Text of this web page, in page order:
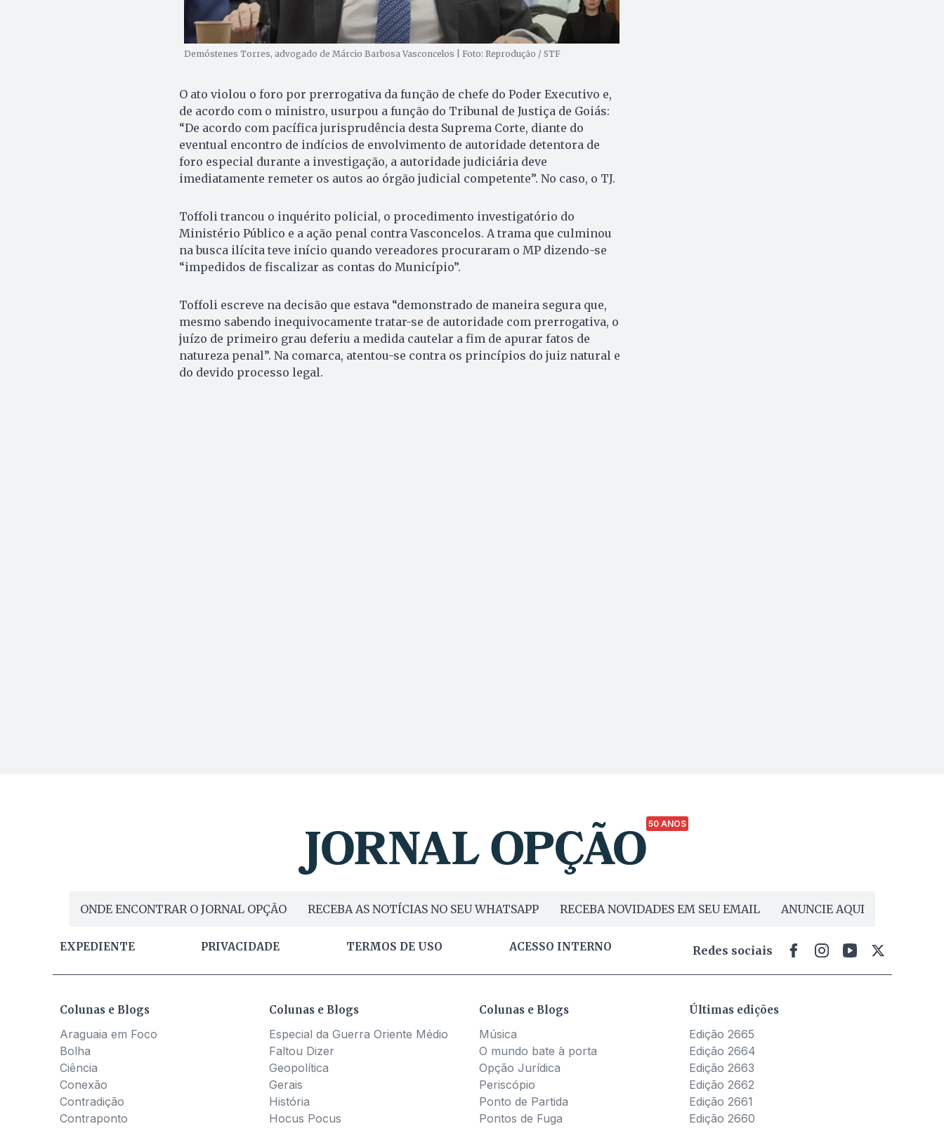
Demóstenes Torres, advogado de Márcio Barbosa Vasconcelos | Foto: Reprodução / STF
O ato violou o foro por prerrogativa da função de chefe do Poder Executivo e,
de acordo com o ministro, usurpou a função do Tribunal de Justiça de Goiás:
“De acordo com pacífica jurisprudência desta Suprema Corte, diante do
eventual encontro de indícios de envolvimento de autoridade detentora de
foro especial durante a investigação, a autoridade judiciária deve
imediatamente remeter os autos ao órgão judicial competente”. No caso, o TJ.
Toffoli trancou o inquérito policial, o procedimento investigatório do
Ministério Público e a ação penal contra Vasconcelos. A trama que culminou
na busca ilícita teve início quando vereadores procuraram o MP dizendo-se
“impedidos de fiscalizar as contas do Município”.
Toffoli escreve na decisão que estava “demonstrado de maneira segura que,
mesmo sabendo inequivocamente tratar-se de autoridade com prerrogativa, o
juízo de primeiro grau deferiu a medida cautelar a fim de apurar fatos de
natureza penal”. Na comarca, atentou-se contra os princípios do juiz natural e
do devido processo legal.
50 ANOS
ONDE ENCONTRAR O JORNAL OPÇÃO RECEBA AS NOTÍCIAS NO SEU WHATSAPP RECEBA NOVIDADES EM SEU EMAIL ANUNCIE AQUI
EXPEDIENTE PRIVACIDADE TERMOS DE USO ACESSO INTERNO Redes sociais
Colunas e Blogs
Araguaia em Foco
Bolha
Ciência
Conexão
Contradição
Contraponto
Colunas e Blogs
Especial da Guerra Oriente Médio
Faltou Dizer
Geopolítica
Gerais
História
Hocus Pocus
Colunas e Blogs
Música
O mundo bate à porta
Opção Jurídica
Periscópio
Ponto de Partida
Pontos de Fuga
Últimas edições
Edição 2665
Edição 2664
Edição 2663
Edição 2662
Edição 2661
Edição 2660